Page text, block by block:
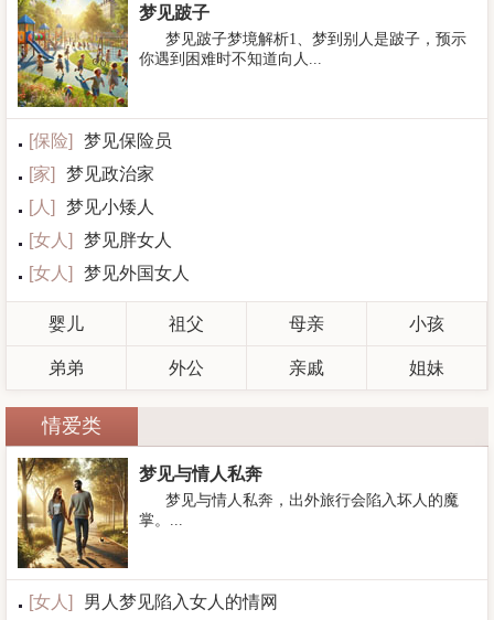
梦见跛子
梦见跛子梦境解析1、梦到别人是跛子，预示
你遇到困难时不知道向人...
[保险]
梦见保险员
[家]
梦见政治家
[人 ]
梦见小矮人
[女人 ]
梦见胖女人
[女人 ] 梦见外国女人
婴儿 祖父 母亲 小孩
弟弟 外公 亲戚 姐妹
情爱类
梦见与情人私奔
梦见与情人私奔，出外旅行会陷入坏人的魔
掌。...
[女人 ]
男人梦见陷入女人的情网